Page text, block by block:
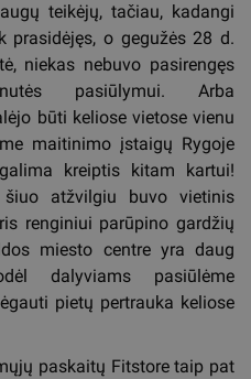
teikėjų, tačiau, kadangi
prasidėjęs, o gegužės 28 d.
niekas nebuvo pasirengęs
pasiūlymui. Arba
būti keliose vietose vienu
maitinimo įstaigų Rygoje
kreiptis kitam kartui!
atžvilgiu buvo vietinis
renginiui parūpino gardžių
miesto centre yra daug
dalyviams pasiūlėme
pietų pertrauka keliose
paskaitų Fitstore taip pat